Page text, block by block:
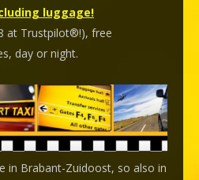
luggage!
at Trustpilot®!), free
day or night.
in Brabant-Zuidoost, so also in